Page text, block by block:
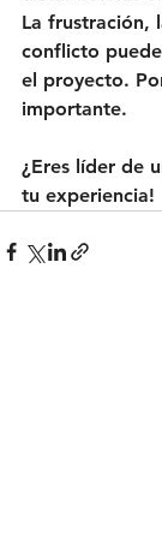
La frustración,
conflicto
el proyecto.
importante.
¿Eres líder de
tu experiencia!